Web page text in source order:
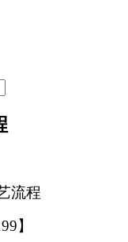
流程
】